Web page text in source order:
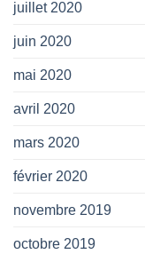
juillet 2020
juin 2020
mai 2020
avril 2020
mars 2020
février 2020
novembre 2019
octobre 2019